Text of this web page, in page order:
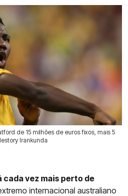
de 15 milhões de euros fixos, mais 5
Irankunda
vez mais perto de
internacional australiano